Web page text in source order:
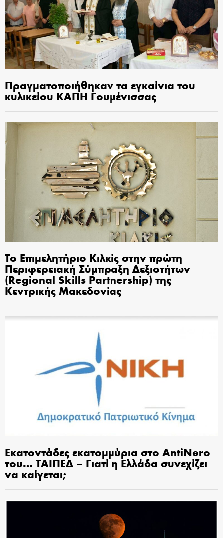
Πραγματοποιήθηκαν τα εγκαίνια του
κυλικείου ΚΑΠΗ Γουμένισσας
Το Επιμελητήριο Κιλκίς στην πρώτη
Περιφερειακή Σύμπραξη Δεξιοτήτων
(Regional Skills Partnership) της
Κεντρικής Μακεδονίας
Εκατοντάδες εκατομμύρια στο AntiNero
του… ΤΑΙΠΕΔ – Γιατί η Ελλάδα συνεχίζει
να καίγεται;